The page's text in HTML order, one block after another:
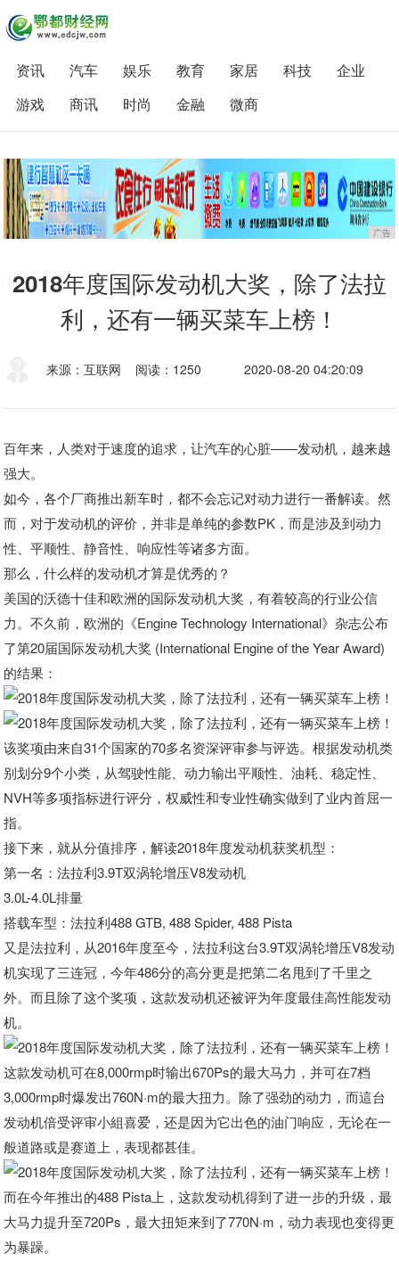
资讯 汽车 娱乐 教育 家居 科技
企业
游戏
商讯 时尚 金融 微商
广告
2018年度国际发动机大奖，除了法拉
利，还有一辆买菜车上榜！
来源：互联网 阅读：1250 2020-08-20 04:20:09
百年来，人类对于速度的追求，让汽车的心脏——发动机，越来越
强大。
如今，各个厂商推出新车时，都不会忘记对动力进行一番解读。然
而，对于发动机的评价，并非是单纯的参数PK，而是涉及到动力
性、平顺性、静音性、响应性等诸多方面。
那么，什么样的发动机才算是优秀的？
美国的沃德十佳和欧洲的国际发动机大奖，有着较高的行业公信
力。不久前，欧洲的《Engine Technology International》杂志公布
了第20届国际发动机大奖 (International Engine of the Year Award)
的结果：
该奖项由来自31个国家的70多名资深评审参与评选。根据发动机类
别划分9个小类，从驾驶性能、动力输出平顺性、油耗、稳定性、
NVH等多项指标进行评分，权威性和专业性确实做到了业内首屈一
指。
接下来，就从分值排序，解读2018年度发动机获奖机型：
第一名：法拉利3.9T双涡轮增压V8发动机
3.0L-4.0L排量
搭载车型：法拉利488 GTB, 488 Spider, 488 Pista
又是法拉利，从2016年度至今，法拉利这台3.9T双涡轮增压V8发动
机实现了三连冠，今年486分的高分更是把第二名甩到了千里之
外。而且除了这个奖项，这款发动机还被评为年度最佳高性能发动
机。
这款发动机可在8,000rmp时输出670Ps的最大马力，并可在7档
3,000rmp时爆发出760N·m的最大扭力。除了强劲的动力，而這台
发动机倍受评审小組喜爱，还是因为它出色的油门响应，无论在一
般道路或是赛道上，表现都甚佳。
而在今年推出的488 Pista上，这款发动机得到了进一步的升级，最
大马力提升至720Ps，最大扭矩来到了770N·m，动力表现也变得更
为暴躁。